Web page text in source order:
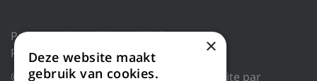
Politique de confidentialité
Réinitialiser les cookies
© 2018 WILLEMS BALING EQUIPMENT |
Site par
×
Deze website maakt
gebruik van cookies.